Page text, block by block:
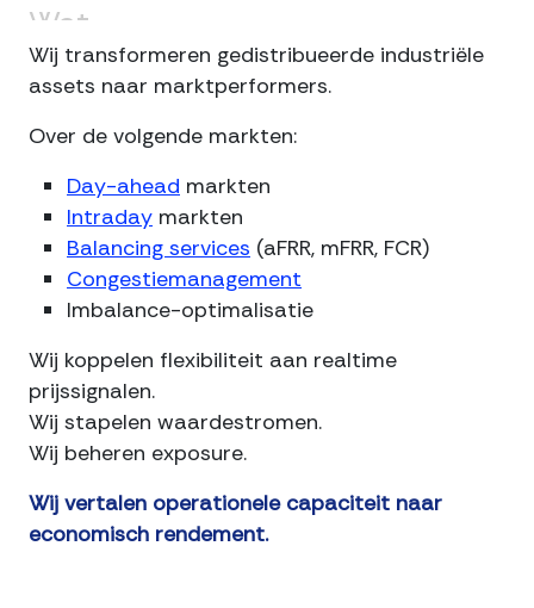
Wat doen
Wij transformeren gedistribueerde industriële
assets naar marktperformers.
Over de volgende markten:
Day-ahead markten
Intraday markten
Balancing services (aFRR, mFRR, FCR)
Congestiemanagement
Imbalance-optimalisatie
Wij koppelen flexibiliteit aan realtime
prijssignalen.
Wij stapelen waardestromen.
Wij beheren exposure.
Wij vertalen operationele capaciteit naar
economisch rendement.